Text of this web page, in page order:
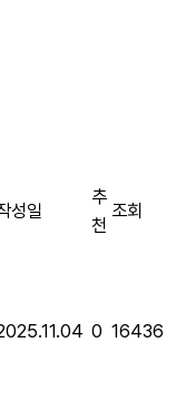
성일
추
천
조회
0 16436